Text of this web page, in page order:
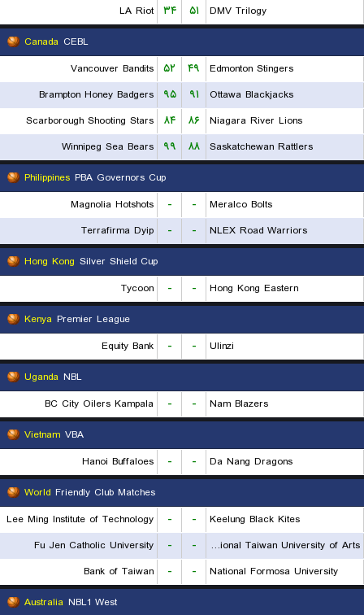
LA Riot
۳۴ ۵۱
DMV Trilogy
Canada CEBL
Vancouver Bandits
۵۲ ۴۹
Edmonton Stingers
Brampton Honey Badgers
۹۵ ۹۱
Ottawa Blackjacks
Scarborough Shooting Stars
۸۴ ۸۶
Niagara River Lions
Winnipeg Sea Bears
۹۹ ۸۸
Saskatchewan Rattlers
Philippines PBA Governors Cup
Magnolia Hotshots
- -
Meralco Bolts
Terrafirma Dyip
- -
NLEX Road Warriors
Hong Kong Silver Shield Cup
Tycoon
- -
Hong Kong Eastern
Kenya Premier League
Equity Bank
- -
Ulinzi
Uganda NBL
BC City Oilers Kampala
- -
Nam Blazers
Vietnam VBA
Hanoi Buffaloes
- -
Da Nang Dragons
World Friendly Club Matches
Lee Ming Institute of Technology
- -
Keelung Black Kites
Fu Jen Catholic University
- -
National Taiwan University of Arts
Bank of Taiwan
- -
National Formosa University
Australia NBL1 West